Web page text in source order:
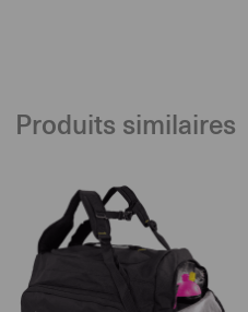
Produits similaires